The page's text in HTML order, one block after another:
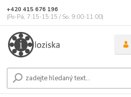
+420 415 676 196
(Po-Pá, 7:15-15:15 / So, 9:00-11:00)